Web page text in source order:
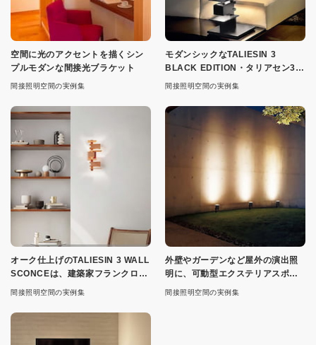
空間に光のアクセントを描くシン
プルモダンな間接光ブラケット
間接照明空間の実例集
モダンシックなTALIESIN 3
BLACK EDITION・タリアセン3ブ
ラックエディション
間接照明空間の実例集
オーク仕上げのTALIESIN 3 WALL
SCONCEは、建築家フランクロイ
ドライト氏設計
間接照明空間の実例集
外壁やガーデンなど屋外の演出照
明に、可動型エクステリアスポッ
ト
間接照明空間の実例集